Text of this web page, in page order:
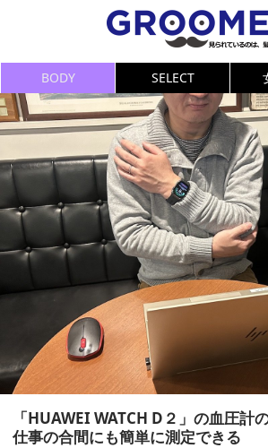
BODY SELECT
「HUAWEI WATCH D２」の血圧計
仕事の合間にも簡単に測定できる